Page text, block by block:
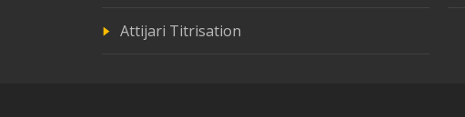
Attijari Titrisation